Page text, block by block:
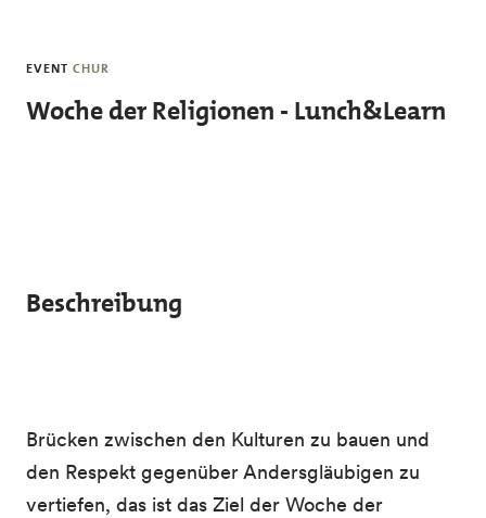
EVENT CHUR
Woche der Religionen - Lunch&Learn
Beschreibung
Brücken zwischen den Kulturen zu bauen und
den Respekt gegenüber Andersgläubigen zu
vertiefen, das ist das Ziel der Woche der